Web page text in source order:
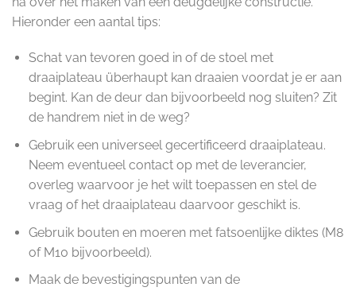
Hieronder een aantal tips:
Schat van tevoren goed in of de stoel met
draaiplateau überhaupt kan draaien voordat je er aan
begint. Kan de deur dan bijvoorbeeld nog sluiten? Zit
de handrem niet in de weg?
Gebruik een universeel gecertificeerd draaiplateau.
Neem eventueel contact op met de leverancier,
overleg waarvoor je het wilt toepassen en stel de
vraag of het draaiplateau daarvoor geschikt is.
Gebruik bouten en moeren met fatsoenlijke diktes (M8
of M10 bijvoorbeeld).
Maak de bevestigingspunten van de